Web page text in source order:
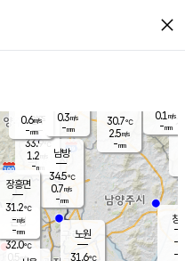
close
양주
33.9℃
1.2
-mm
30.7℃
2.5m/s
-mm
창
-
-m/
0.1 m/s
-mm
은평
32.0℃
0.5 m/s
노원
31.6℃
남방
34.5℃
0.7m/s
-mm
장흥면
31.2℃
-m/s
-mm
0.6m/s
-mm
0.3m/s
-mm